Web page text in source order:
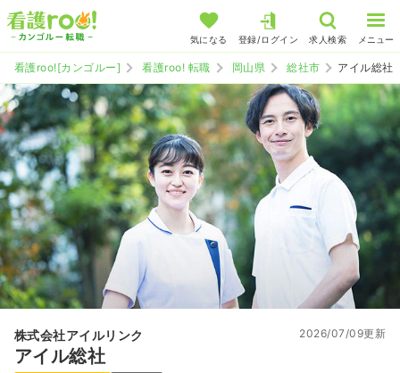
気になる 登録/ログイン 求人検索 メニュー
看護roo![カンゴルー] 看護roo! 転職 岡山県 総社市 アイル総社
株式会社アイルリンク
アイル総社
2026/07/09更新